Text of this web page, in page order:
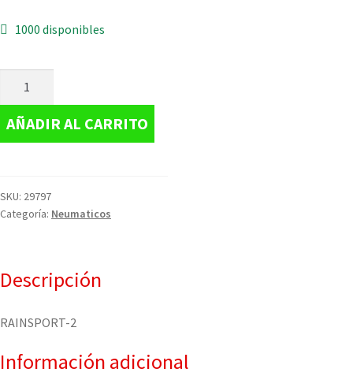
1000 disponibles
AÑADIR AL CARRITO
SKU: 29797
Categoría: Neumaticos
Descripción
RAINSPORT-2
Información adicional